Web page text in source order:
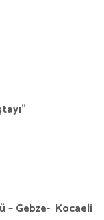
– Gebze- Kocaeli